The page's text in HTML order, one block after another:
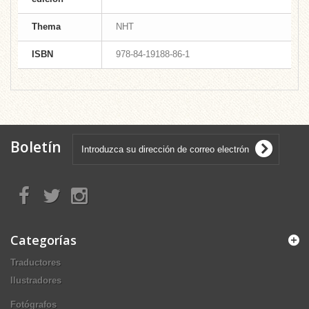
Thema NHT
ISBN 978-84-19188-86-1
Boletín
Categorías
Traductores
Ilustradores
Fotógrafos